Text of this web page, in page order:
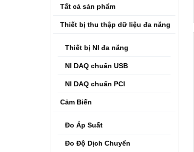
Tất cả sản phẩm
Thiết bị thu thập dữ liệu đa năng
Thiết bị NI đa năng
NI DAQ chuẩn USB
NI DAQ chuẩn PCI
Cảm Biến
Đo Áp Suất
Đo Độ Dịch Chuyển